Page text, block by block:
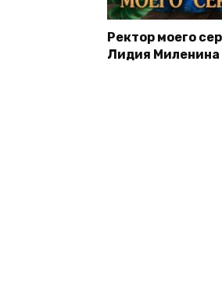
Ректор моего
Лидия Миленина